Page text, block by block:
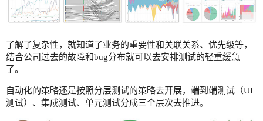
了解了复杂性，就知道了业务的重要性和关联关系、优先级等，
结合公司过去的故障和bug分布就可以去安排测试的轻重缓急
了。
自动化的策略还是按照分层测试的策略去开展，端到端测试（UI
测试）、集成测试、单元测试分成三个层次去推进。